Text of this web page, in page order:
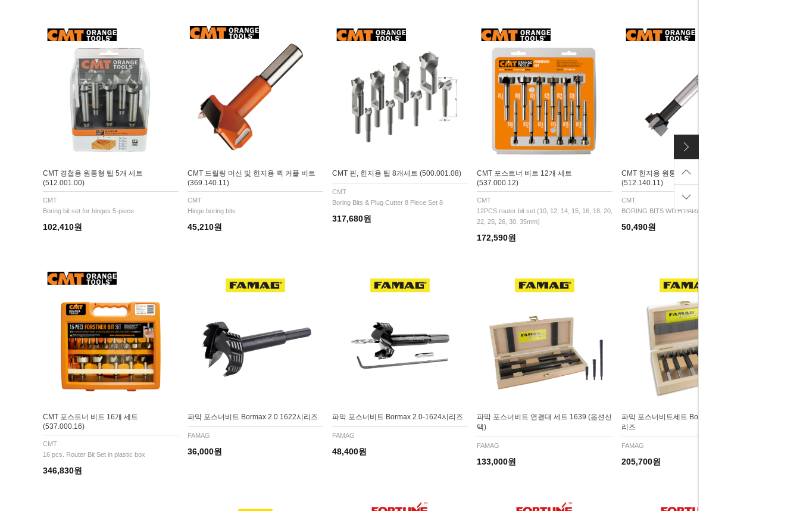
CMT 경첩용 원통형 팁 5개 세트
(512.001.00)
CMT
Boring bit set for hinges 5-piece
102,410원
CMT 드릴링 머신 및 힌지용 퀵 커플 비트
(369.140.11)
CMT
Hinge boring bits
45,210원
CMT 핀, 힌지용 팁 8개세트 (500.001.08)
CMT
Boring Bits & Plug Cutter 8 Piece Set 8
317,680원
CMT 포스트너 비트 12개 세트
(537.000.12)
CMT
12PCS router bit set (10, 12, 14, 15, 16, 18, 20,
22, 25, 26, 30, 35mm)
172,590원
CMT 힌지용 원통형 부착 비트
(512.140.11)
CMT
BORING BITS WITH PARALLEL SHANK
50,490원
CMT 포스트너 비트 16개 세트
(537.000.16)
CMT
16 pcs. Router Bit Set in plastic box
346,830원
파막 포스너비트 Bormax 2.0 1622시리즈
FAMAG
36,000원
파막 포스너비트 Bormax 2.0-1624시리즈
FAMAG
48,400원
파막 포스너비트 연결대 세트 1639 (옵션선
택)
FAMAG
133,000원
파막 포스너비트세트 Bormax 2.0-1622시
리즈
FAMAG
205,700원